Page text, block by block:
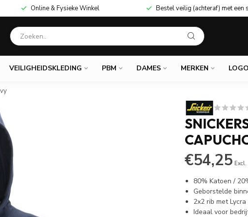
Online & Fysieke Winkel Bestel veilig (achteraf) met een
VEILIGHEIDSKLEDING PBM DAMES MERKEN
€54,25
80% Katoen /
Geborstelde
2x2 rib met
Ideaal voor